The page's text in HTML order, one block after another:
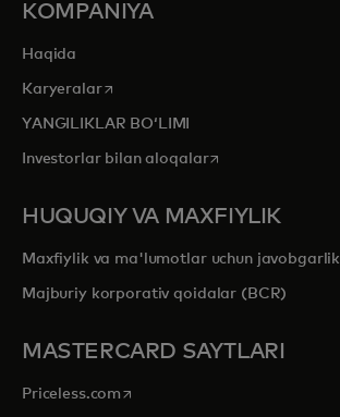
KOMPANIYA
Haqida
Karyeralaropens in a new tab
YANGILIKLAR BOʻLIMI
Investorlar bilan aloqalaropens in a new tab
HUQUQIY VA MAXFIYLIK
Maxfiylik va ma'lumotlar uchun javobgarlik
Majburiy korporativ qoidalar (BCR)
MASTERCARD SAYTLARI
Priceless.com opens in a new tab